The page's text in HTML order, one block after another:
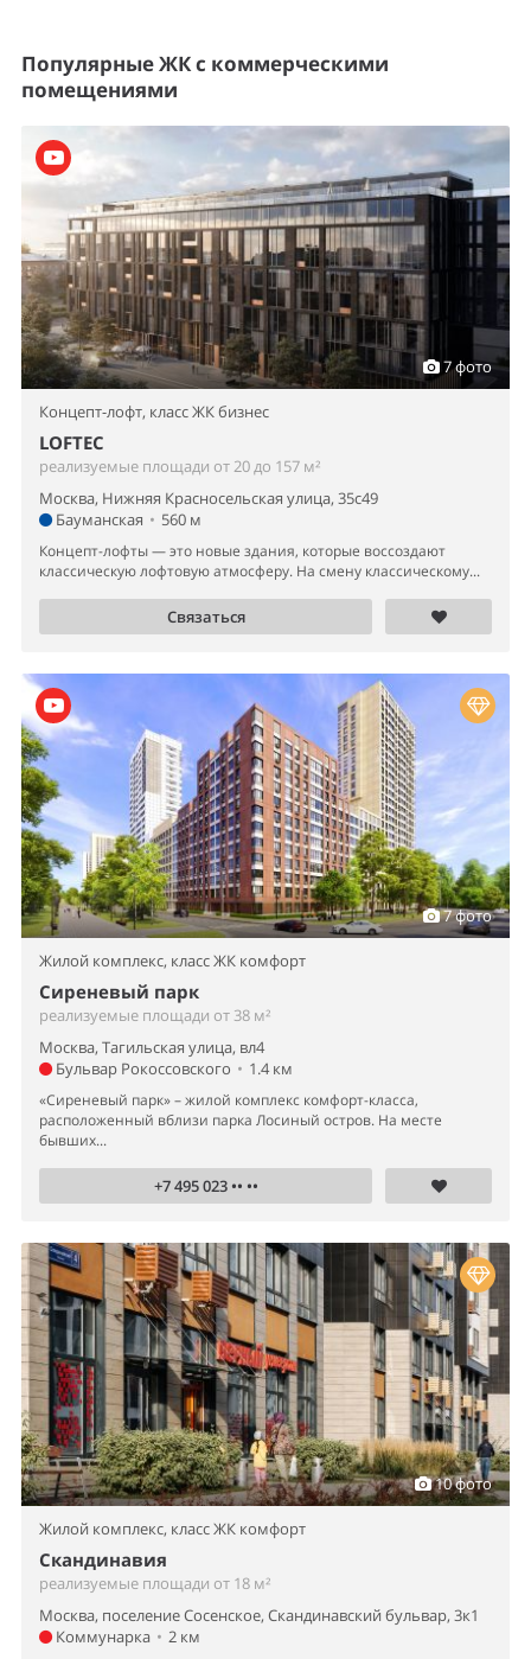
Популярные ЖК с коммерческими
помещениями
7 фото
Концепт-лофт, класс ЖК бизнес
LOFTEC
реализуемые площади от 20 до 157 м²
Москва, Нижняя Красносельская улица, 35с49
Бауманская • 560 м
Концепт-лофты — это новые здания, которые воссоздают
классическую лофтовую атмосферу. На смену классическому...
Связаться
7 фото
Жилой комплекс, класс ЖК комфорт
Сиреневый парк
реализуемые площади от 38 м²
Москва, Тагильская улица, вл4
Бульвар Рокоссовского • 1.4 км
«Сиреневый парк» – жилой комплекс комфорт-класса,
расположенный вблизи парка Лосиный остров. На месте
бывших...
+7 495 023 •• ••
10 фото
Жилой комплекс, класс ЖК комфорт
Скандинавия
реализуемые площади от 18 м²
Москва, поселение Сосенское, Скандинавский бульвар, 3к1
Коммунарка • 2 км